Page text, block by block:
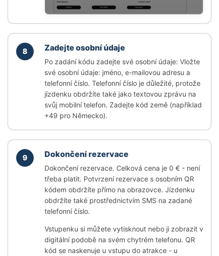
8 Zadejte osobní údaje
Po zadání kódu zadejte své osobní údaje: Vložte
své osobní údaje: jméno, e-mailovou adresu a
telefonní číslo. Telefonní číslo je důležité, protože
jízdenku obdržíte také jako textovou zprávu na
svůj mobilní telefon. Zadejte kód země (například
+49 pro Německo).
9 Dokončení rezervace
Dokončení rezervace. Celková cena je 0 € - není
třeba platit. Potvrzení rezervace s osobním QR
kódem obdržíte přímo na obrazovce. Jízdenku
obdržíte také prostřednictvím SMS na zadané
telefonní číslo.
Vstupenku si můžete vytisknout nebo ji zobrazit v
digitální podobě na svém chytrém telefonu. QR
kód se naskenuje u vstupu do atrakce - u